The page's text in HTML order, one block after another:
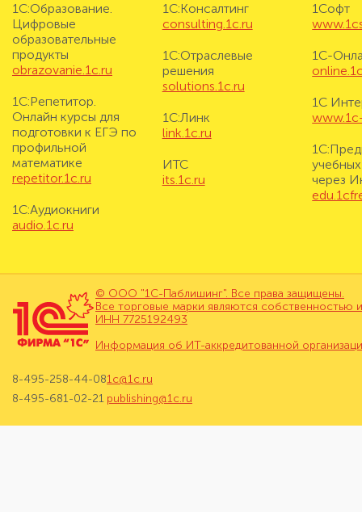
1С:Образование.
Цифровые
образовательные
продукты
obrazovanie.1c.ru
1С:Репетитор.
Онлайн курсы для
подготовки к ЕГЭ по
профильной
математике
repetitor.1c.ru
1С:Аудиокниги
audio.1c.ru
1С:Консалтинг
consulting.1c.ru
1С:Отраслевые
решения
solutions.1c.ru
1С:Линк
link.1c.ru
ИТС
its.1c.ru
1Софт
1С-
1С
через
© ООО "1С-Паблишинг". Все права защищены.
Все торговые марки являются собственностью
ИНН 7725192493
Информация об ИТ-аккредитованной
8-495-258-44-08
8-495-681-02-21
1c@1c.ru
publishing@1c.ru